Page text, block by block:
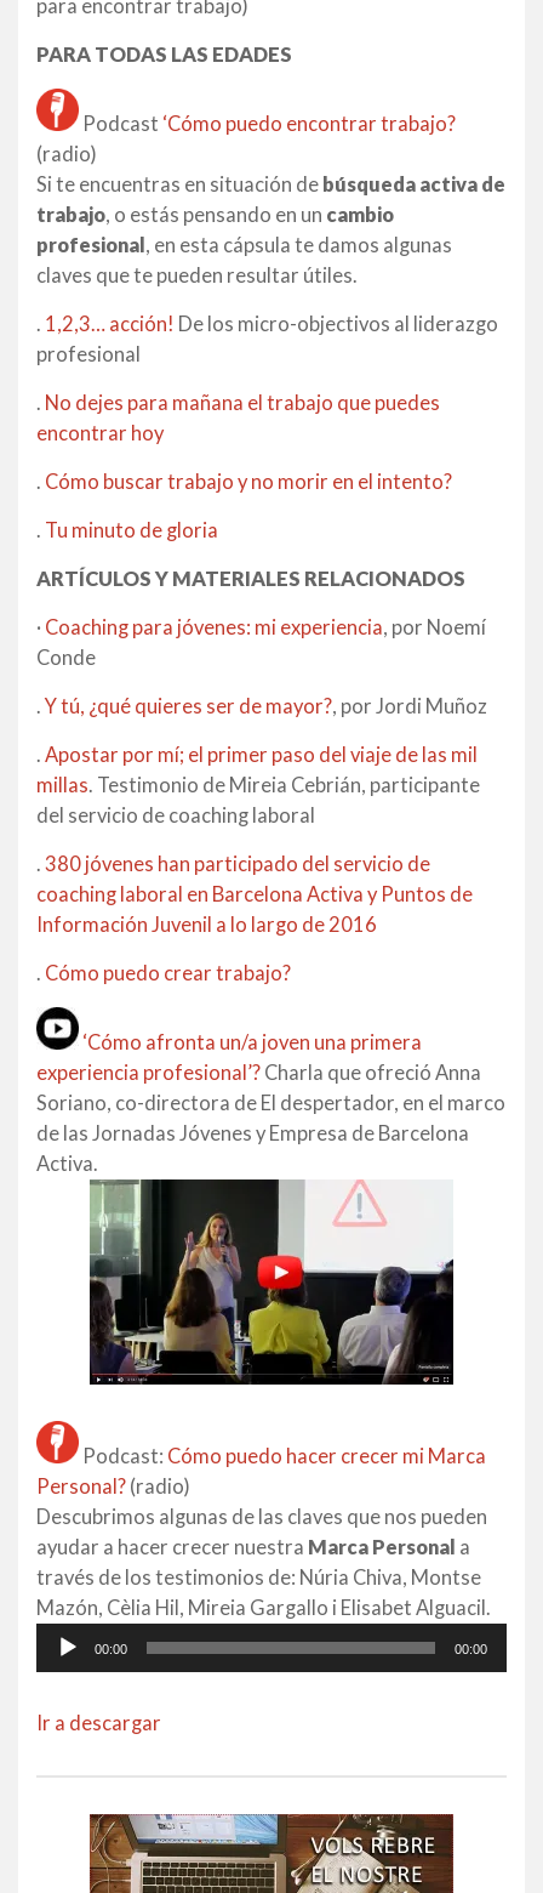
para encontrar trabajo)
PARA TODAS LAS EDADES
Podcast ‘Cómo puedo encontrar trabajo?
(radio)
Si te encuentras en situación de búsqueda activa de
trabajo, o estás pensando en un cambio
profesional, en esta cápsula te damos algunas
claves que te pueden resultar útiles.
. 1,2,3… acción! De los micro-objectivos al liderazgo
profesional
. No dejes para mañana el trabajo que puedes
encontrar hoy
. Cómo buscar trabajo y no morir en el intento?
. Tu minuto de gloria
ARTÍCULOS Y MATERIALES RELACIONADOS
· Coaching para jóvenes: mi experiencia, por Noemí
Conde
. Y tú, ¿qué quieres ser de mayor?, por Jordi Muñoz
. Apostar por mí; el primer paso del viaje de las mil
millas. Testimonio de Mireia Cebrián, participante
del servicio de coaching laboral
. 380 jóvenes han participado del servicio de
coaching laboral en Barcelona Activa y Puntos de
Información Juvenil a lo largo de 2016
. Cómo puedo crear trabajo?
‘Cómo afronta un/a joven una primera
experiencia profesional’? Charla que ofreció Anna
Soriano, co-directora de El despertador, en el marco
de las Jornadas Jóvenes y Empresa de Barcelona
Activa.
Podcast: Cómo puedo hacer crecer mi Marca
Personal? (radio)
Descubrimos algunas de las claves que nos pueden
ayudar a hacer crecer nuestra Marca Personal a
través de los testimonios de: Núria Chiva, Montse
Mazón, Cèlia Hil, Mireia Gargallo i Elisabet Alguacil.
Reproductor
d'àudio
00:00 00:00
Ir a descargar